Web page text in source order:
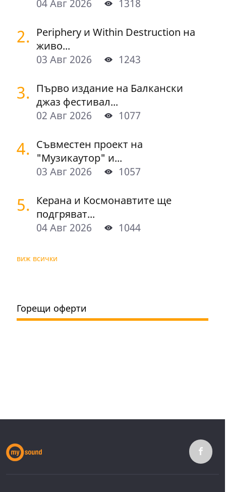
04 Авг 2026
1318
2. Periphery и Within Destruction на
живо...
03 Авг 2026
1243
3. Първо издание на Балкански
джаз фестивал...
02 Авг 2026
1077
4. Съвместен проект на
"Музикаутор" и...
03 Авг 2026
1057
5. Керана и Космонавтите ще
подгряват...
04 Авг 2026
1044
виж всички
Горещи оферти